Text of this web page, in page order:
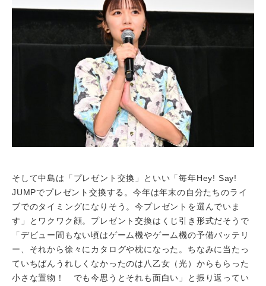
そして中島は「プレゼント交換」といい「毎年Hey! Say!
JUMPでプレゼント交換する。今年は年末の自分たちのライ
ブでのタイミングになりそう。今プレゼントを選んでいま
す」とワクワク顔。プレゼント交換はくじ引き形式だそうで
「デビュー間もない頃はゲーム機やゲーム機の予備バッテリ
ー、それから徐々にカタログや枕になった。ちなみに当たっ
ていちばんうれしくなかったのは八乙女（光）からもらった
小さな置物！ でも今思うとそれも面白い」と振り返ってい